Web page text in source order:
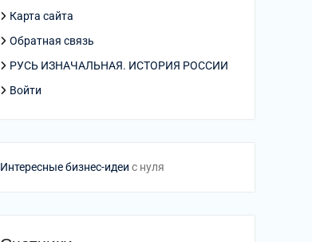
Карта сайта
Обратная связь
РУСЬ ИЗНАЧАЛЬНАЯ. ИСТОРИЯ РОССИИ
Войти
Интересные бизнес-идеи с нуля